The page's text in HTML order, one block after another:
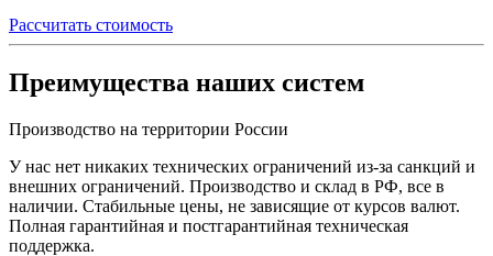
Рассчитать стоимость
Преимущества наших систем
Производство на территории России
У нас нет никаких технических ограничений из-за санкций и
внешних ограничений. Производство и склад в РФ, все в
наличии. Стабильные цены, не зависящие от курсов валют.
Полная гарантийная и постгарантийная техническая
поддержка.